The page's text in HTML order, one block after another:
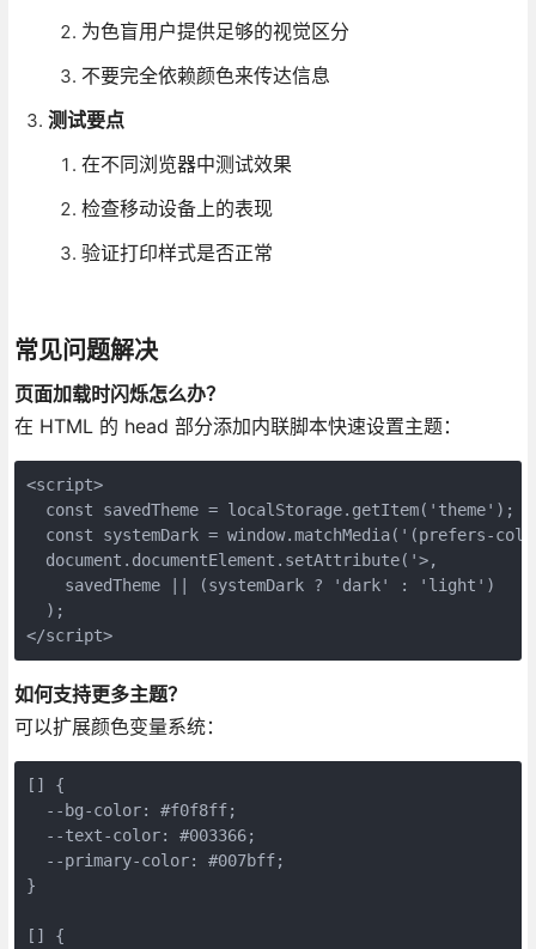
为色盲用户提供足够的视觉区分
不要完全依赖颜色来传达信息
测试要点
在不同浏览器中测试效果
检查移动设备上的表现
验证打印样式是否正常
常见问题解决
页面加载时闪烁怎么办？
在 HTML 的 head 部分添加内联脚本快速设置主题：
<script>
  const savedTheme = localStorage.getItem('theme');
const systemDark = window.matchMedia('(prefers-
  document.documentElement.setAttribute('>,
    savedTheme || (systemDark ? 'dark' : 'light')
  );
</script>
如何支持更多主题？
可以扩展颜色变量系统：
[] {
  --bg-color: #f0f8ff;
  --text-color: #003366;
  --primary-color: #007bff;
}
[] {